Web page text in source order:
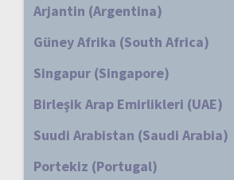
Arjantin (Argentina)
Güney Afrika (South Africa)
Singapur (Singapore)
Birleşik Arap Emirlikleri (UAE)
Suudi Arabistan (Saudi Arabia)
Portekiz (Portugal)